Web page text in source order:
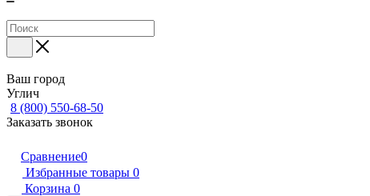
Ваш город
Углич
8 (800) 550-68-50
Заказать звонок
Сравнение0
Избранные товары 0
Корзина 0